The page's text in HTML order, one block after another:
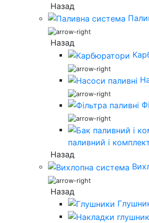
Назад
Назад
паливний і
Назад
Назад